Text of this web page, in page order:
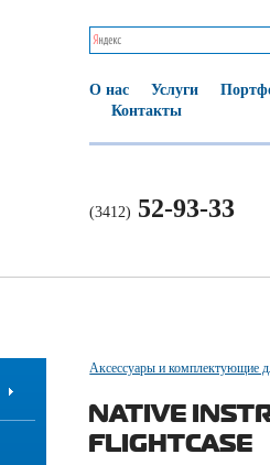
О нас Услуги
Контакты
(3412) 52-93-33
Аксессуары и комплектующие
NATIVE
FLIGHTCASE